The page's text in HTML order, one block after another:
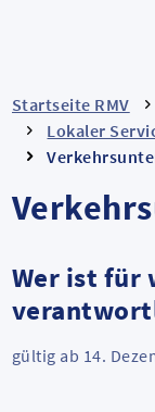
Startseite RMV
Lokaler
Wer ist für
gültig ab 14.